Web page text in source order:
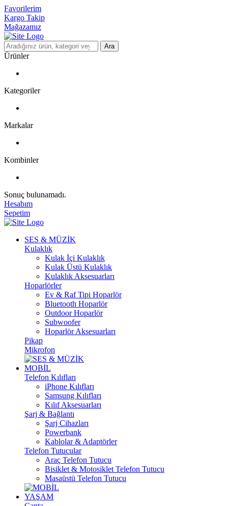
Favorilerim
Kargo Takip
Mağazamız
Ara
Ürünler
Kategoriler
Markalar
Kombinler
Sonuç bulunamadı.
Hesabım
Sepetim
SES & MÜZİK
Kulaklık
Kulak İçi Kulaklık
Kulak Üstü Kulaklık
Kulaklık Aksesuarları
Hoparlörler
Ev & Raf Tipi Hoparlör
Bluetooth Hoparlör
Outdoor Hoparlör
Subwoofer
Hoparlör Aksesuarları
Pikap
Mikrofon
MOBİL
Telefon Kılıfları
iPhone Kılıfları
Samsung Kılıfları
Kılıf Aksesuarları
Şarj & Bağlantı
Şarj Cihazları
Powerbank
Kablolar & Adaptörler
Telefon Tutucular
Araç Telefon Tutucu
Bisiklet & Motosiklet Telefon Tutucu
Masaüstü Telefon Tutucu
YAŞAM